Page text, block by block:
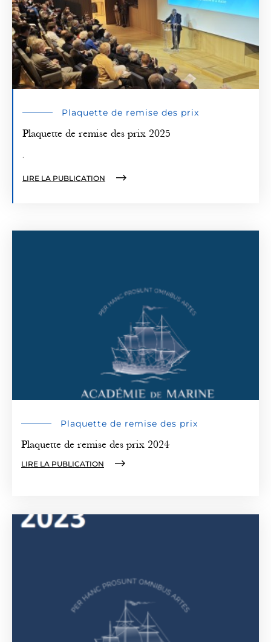
Plaquette de remise des prix
Plaquette de remise des prix 2025
.
LIRE LA PUBLICATION
Plaquette de remise des prix
Plaquette de remise des prix 2024
LIRE LA PUBLICATION